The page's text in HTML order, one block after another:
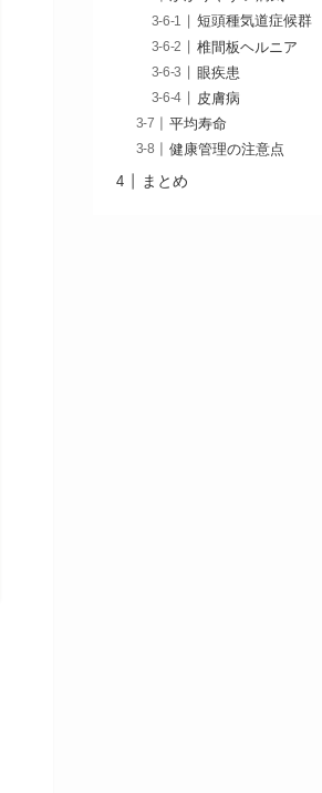
短頭種気道症候群
椎間板ヘルニア
眼疾患
皮膚病
平均寿命
健康管理の注意点
まとめ